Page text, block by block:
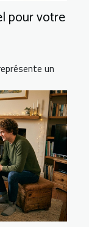
pour votre
un